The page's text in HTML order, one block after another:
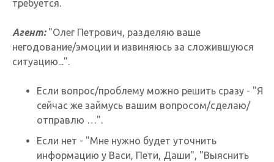
требуется.
Агент:"Олег Петрович, разделяю ваше
негодование/эмоции и извиняюсь за сложившуюся
ситуацию...".
Если вопрос/проблему можно решить сразу - "Я
сейчас же займусь вашим вопросом/сделаю/
отправлю …".
Если нет - "Мне нужно будет уточнить
информацию у Васи, Пети, Даши", "Выяснить